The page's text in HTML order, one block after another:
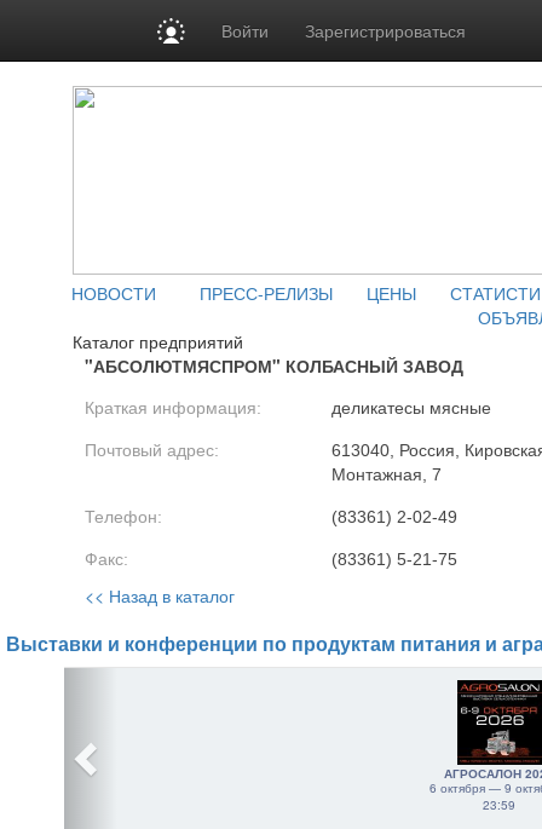
Войти Зарегистрироваться
НОВОСТИ ПРЕСС-РЕЛИЗЫ ЦЕНЫ
Каталог предприятий
"АБСОЛЮТМЯСПРОМ" КОЛБАСНЫЙ ЗАВОД
Краткая информация: деликатесы мясные
Почтовый адрес:
613040, Россия,
Монтажная, 7
Телефон: (83361) 2-02-49
Факс: (83361) 5-21-75
<< Назад в каталог
Выставки и конференции по продуктам питания и
АГРОСАЛОН
6 октября — 9
23:59